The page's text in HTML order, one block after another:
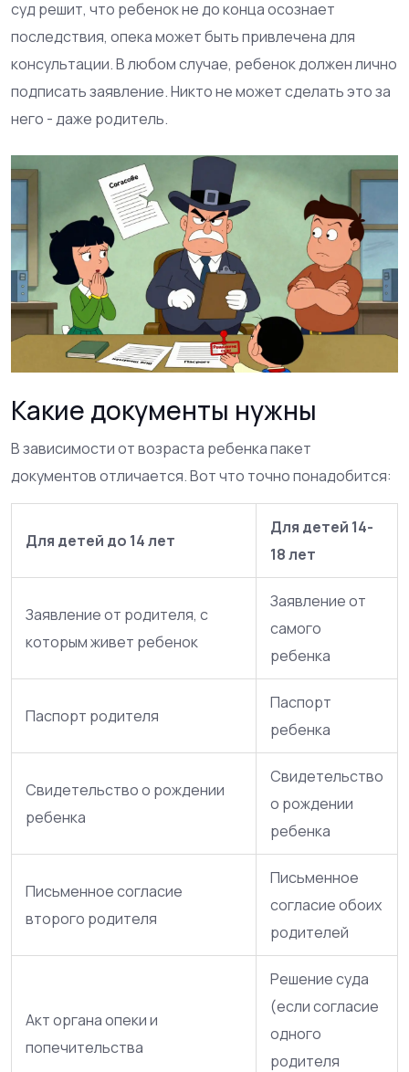
суд решит, что ребенок не до конца осознает
последствия, опека может быть привлечена для
консультации. В любом случае, ребенок должен лично
подписать заявление. Никто не может сделать это за
него - даже родитель.
Какие документы нужны
В зависимости от возраста ребенка пакет
документов отличается. Вот что точно понадобится:
Для детей до 14 лет
Для детей 14-
18 лет
Заявление от родителя, с
которым живет ребенок
Заявление от
самого
ребенка
Паспорт родителя
Паспорт
ребенка
Свидетельство о рождении
ребенка
Свидетельство
о рождении
ребенка
Письменное согласие
второго родителя
Письменное
согласие обоих
родителей
Акт органа опеки и
попечительства
Решение суда
(если согласие
одного
родителя